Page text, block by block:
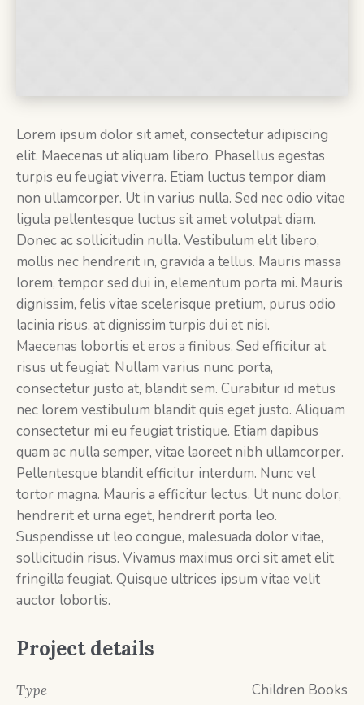
Lorem ipsum dolor sit amet, consectetur adipiscing
elit. Maecenas ut aliquam libero. Phasellus egestas
turpis eu feugiat viverra. Etiam luctus tempor diam
non ullamcorper. Ut in varius nulla. Sed nec odio vitae
ligula pellentesque luctus sit amet volutpat diam.
Donec ac sollicitudin nulla. Vestibulum elit libero,
mollis nec hendrerit in, gravida a tellus. Mauris massa
lorem, tempor sed dui in, elementum porta mi. Mauris
dignissim, felis vitae scelerisque pretium, purus odio
lacinia risus, at dignissim turpis dui et nisi.
Maecenas lobortis et eros a finibus. Sed efficitur at
risus ut feugiat. Nullam varius nunc porta,
consectetur justo at, blandit sem. Curabitur id metus
nec lorem vestibulum blandit quis eget justo. Aliquam
consectetur mi eu feugiat tristique. Etiam dapibus
quam ac nulla semper, vitae laoreet nibh ullamcorper.
Pellentesque blandit efficitur interdum. Nunc vel
tortor magna. Mauris a efficitur lectus. Ut nunc dolor,
hendrerit et urna eget, hendrerit porta leo.
Suspendisse ut leo congue, malesuada dolor vitae,
sollicitudin risus. Vivamus maximus orci sit amet elit
fringilla feugiat. Quisque ultrices ipsum vitae velit
auctor lobortis.
Project details
Type Children Books